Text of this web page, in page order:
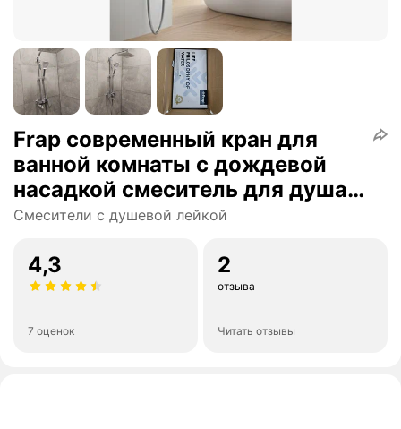
Frap современный кран для
ванной комнаты с дождевой
насадкой смеситель для душа
хром Y2400040
Смесители с душевой лейкой
4,3
7 оценок
2
отзыва
Читать отзывы